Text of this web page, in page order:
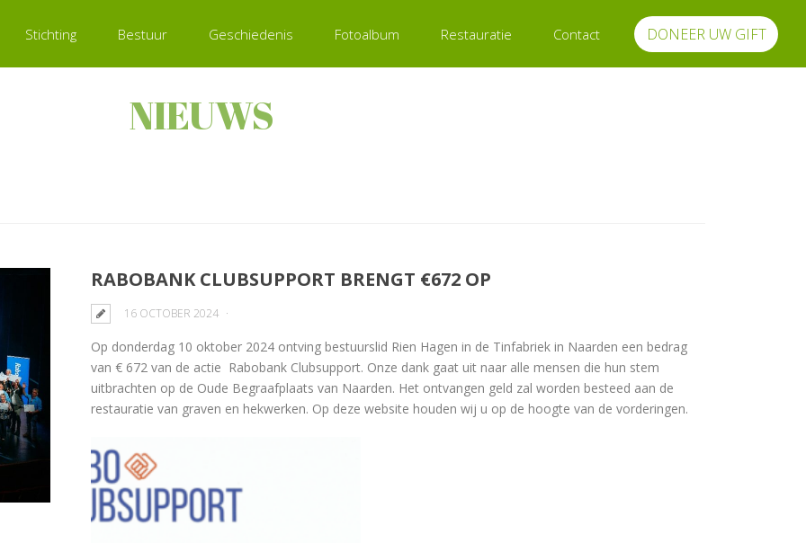
Stichting Bestuur Geschiedenis Fotoalbum Restauratie Contact DONEER UW GIFT
NIEUWS
RABOBANK CLUBSUPPORT BRENGT €672 OP
16 OCTOBER 2024
Op donderdag 10 oktober 2024 ontving bestuurslid Rien Hagen in de Tinfabriek in Naarden een bedrag
van € 672 van de actie Rabobank Clubsupport. Onze dank gaat uit naar alle mensen die hun stem
uitbrachten op de Oude Begraafplaats van Naarden. Het ontvangen geld zal worden besteed aan de
restauratie van graven en hekwerken. Op deze website houden wij u op de hoogte van de vorderingen.